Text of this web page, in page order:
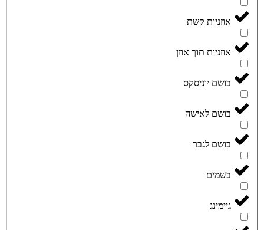
אוזניות קשת
אוזניות תוך אוזן
בושם יוניסקס
בושם לאישה
בושם לגבר
בשמים
גיימינג